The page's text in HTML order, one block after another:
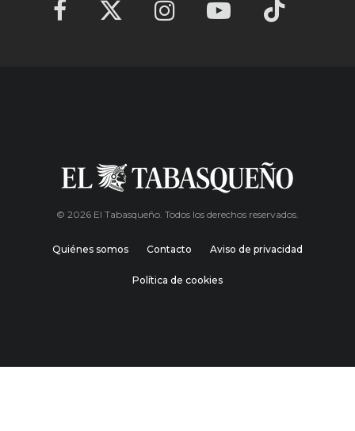
© 2026 El Tabasqueño. Todos los derechos reservados.
Quiénes somos Contacto Aviso de privacidad
Política de cookies